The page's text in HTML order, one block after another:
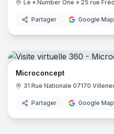
Le « Number One » 25 rue
Partager Google
Microconcept
31 Rue Nationale 07170
Partager Google